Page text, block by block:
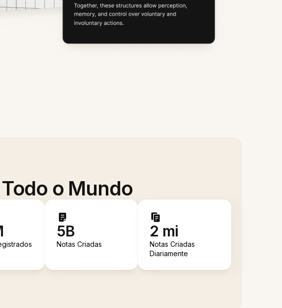
o Mundo
5B
Notas Criadas
2 mi
Notas Criadas
Diariamente